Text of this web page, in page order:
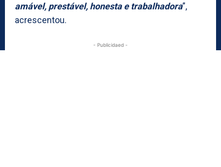
amável, prestável, honesta e trabalhadora”,
acrescentou.
- Publicidaed -